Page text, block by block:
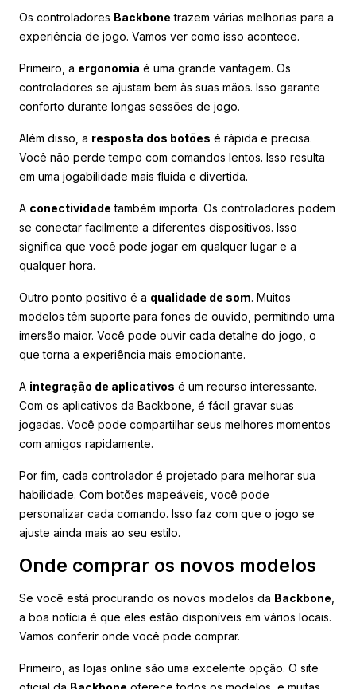
Os controladores Backbone trazem várias melhorias para a
experiência de jogo. Vamos ver como isso acontece.
Primeiro, a ergonomia é uma grande vantagem. Os
controladores se ajustam bem às suas mãos. Isso garante
conforto durante longas sessões de jogo.
Além disso, a resposta dos botões é rápida e precisa.
Você não perde tempo com comandos lentos. Isso resulta
em uma jogabilidade mais fluida e divertida.
A conectividade também importa. Os controladores podem
se conectar facilmente a diferentes dispositivos. Isso
significa que você pode jogar em qualquer lugar e a
qualquer hora.
Outro ponto positivo é a qualidade de som. Muitos
modelos têm suporte para fones de ouvido, permitindo uma
imersão maior. Você pode ouvir cada detalhe do jogo, o
que torna a experiência mais emocionante.
A integração de aplicativos é um recurso interessante.
Com os aplicativos da Backbone, é fácil gravar suas
jogadas. Você pode compartilhar seus melhores momentos
com amigos rapidamente.
Por fim, cada controlador é projetado para melhorar sua
habilidade. Com botões mapeáveis, você pode
personalizar cada comando. Isso faz com que o jogo se
ajuste ainda mais ao seu estilo.
Onde comprar os novos modelos
Se você está procurando os novos modelos da Backbone
a boa notícia é que eles estão disponíveis em vários locais.
Vamos conferir onde você pode comprar.
Primeiro, as lojas online são uma excelente opção. O site